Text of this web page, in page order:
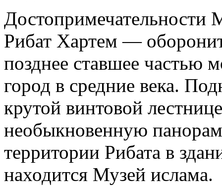
Достопримечательности
Рибат Хартем —
позднее ставшее
город в средние века.
крутой винтовой
необыкновенную
территории Рибата в
находится Музей ислама.